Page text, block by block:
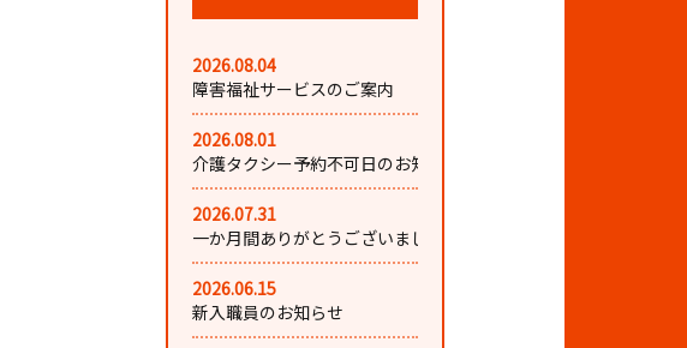
2026.08.04
障害福祉サービスのご案内
2026.08.01
介護タクシー予約不可日のお知ら...
2026.07.31
一か月間ありがとうございました...
2026.06.15
新入職員のお知らせ